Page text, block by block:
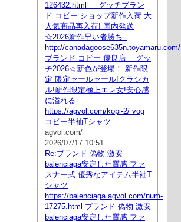
126432.html グッチブラン
ド コピー ショップ新作入荷 大
人気商品再入荷! 国内発送
☆2026新作早い者勝ち..
http://canadagoose635n.toyamaru.com/
ブランド コピー 優良店 グッ
チ2026☆新色が登場！ 新作限
定 限定セールセール!クラシカ
ル!新作限定極上エレ女!安心感
に溢れる
https://agvol.com/kopi-2/ vog
コピー半袖Tシャツ
agvol.com/
2026/07/17 10:51
Re:ブランド 偽物 激安
balenciaga安定した質感 ファ
スナー式 優秀なアイテム半袖T
シャツ
https://balenciaga.agvol.com/num-
17275.html ブランド 偽物 激安
balenciaga安定した質感 ファ